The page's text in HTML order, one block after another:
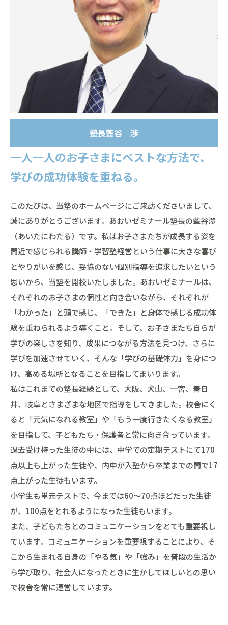
塾長藍谷 渉
一人一人のお子さまにベストな方法で、
学びの成功体験を重ねる。
このたびは、当塾のホームページにご来訪くださいまして、
誠にありがとうございます。あおいゼミナール塾長の藍谷渉
（あいたにわたる）です。私はお子さまたちが成長する姿を
間近で感じられる講師・学習塾経営という仕事に大きな喜び
とやりがいを感じ、妥協のない個別指導を追求したいという
思いから、当塾を開校いたしました。あおいゼミナールは、
それぞれのお子さまの個性と向き合いながら、それぞれが
「わかった」と頭で感じ、「できた」と身体で感じる成功体
験を重ねられるよう導くこと。そして、お子さまたち自らが
学びの楽しさを知り、成果につながる方法を見つけ、さらに
学びを加速させていく、そんな「学びの基礎体力」を身につ
け、高める場所となることを目指してまいります。
私はこれまでの塾長経験として、大阪、犬山、一宮、春日
井、岐阜とさまざまな地区で指導をしてきました。校舎にく
ると「元気になれる教室」や「もう一度行きたくなる教室」
を目指して、子どもたち・保護者と常に向き合っています。
過去受け持った生徒の中には、中学での定期テストにて170
点以上も上がった生徒や、内申が入塾から卒業までの間で17
点上がった生徒もいます。
小学生も単元テストで、今までは60～70点ほどだった生徒
が、100点をとれるようになった生徒もいます。
また、子どもたちとのコミュニケーションをとても重要視し
ています。コミュニケーションを重要視することにより、そ
こから生まれる自身の「やる気」や「強み」を普段の生活か
ら学び取り、社会人になったときに生かしてほしいとの思い
で校舎を常に運営しています。